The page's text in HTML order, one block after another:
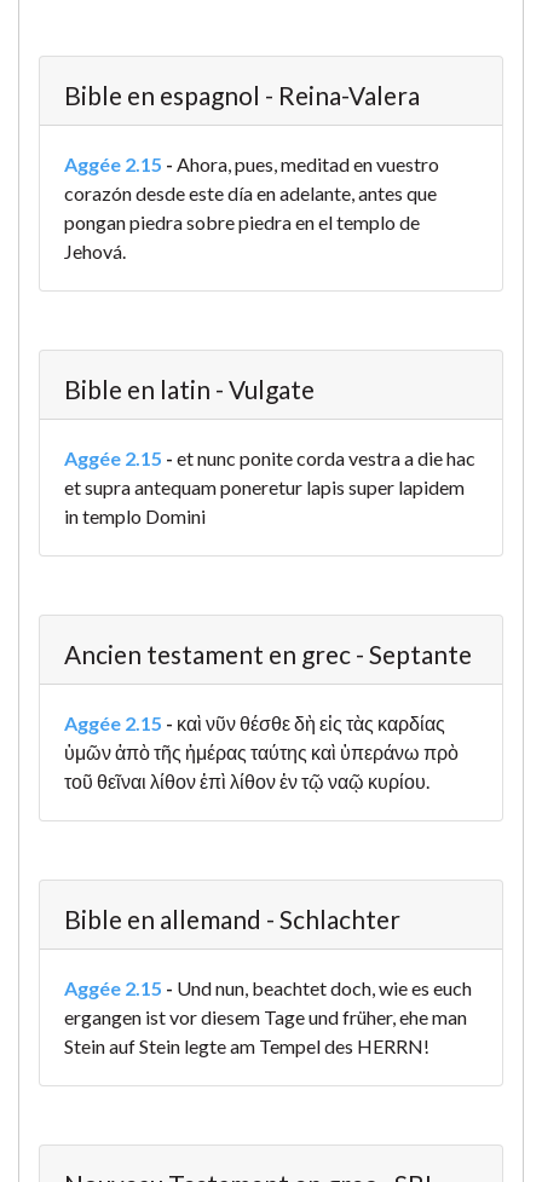
Bible en espagnol - Reina-Valera
Aggée 2.15 - Ahora, pues, meditad en vuestro
corazón desde este día en adelante, antes que
pongan piedra sobre piedra en el templo de
Jehová.
Bible en latin - Vulgate
Aggée 2.15 - et nunc ponite corda vestra a die hac
et supra antequam poneretur lapis super lapidem
in templo Domini
Ancien testament en grec - Septante
Aggée 2.15 - καὶ νῦν θέσθε δὴ εἰς τὰς καρδίας
ὑμῶν ἀπὸ τῆς ἡμέρας ταύτης καὶ ὑπεράνω πρὸ
τοῦ θεῖναι λίθον ἐπὶ λίθον ἐν τῷ ναῷ κυρίου.
Bible en allemand - Schlachter
Aggée 2.15 - Und nun, beachtet doch, wie es euch
ergangen ist vor diesem Tage und früher, ehe man
Stein auf Stein legte am Tempel des HERRN!